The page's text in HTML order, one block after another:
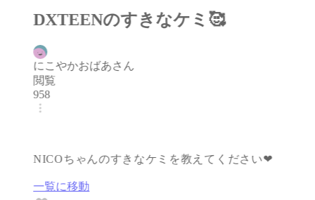
DXTEENのすきなケミ🥰️
にこやかおばあさん
閲覧
958
﻿NICOちゃんのすきなケミを教えてください❤
一覧に移動